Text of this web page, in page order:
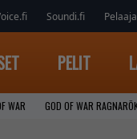
Soundi.fi
PELIT
WAR GOD OF WAR